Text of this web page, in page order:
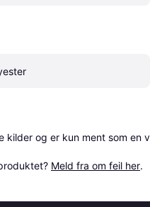
kilder og er kun ment som en
Meld fra om feil her.